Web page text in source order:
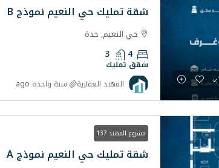
شقة تمليك حي النعيم نموذج B
حي النعيم, جدة
4
3
شقق تمليك
المهند العقارية سنة واحدة ago
مشروع المهند 137
شقة تمليك حي النعيم نموذج A